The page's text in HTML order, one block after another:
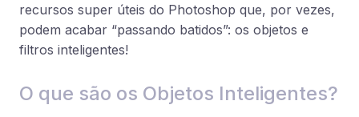
recursos super úteis do Photoshop que, por vezes,
podem acabar “passando batidos”: os objetos e
filtros inteligentes!
O que são os Objetos Inteligentes?